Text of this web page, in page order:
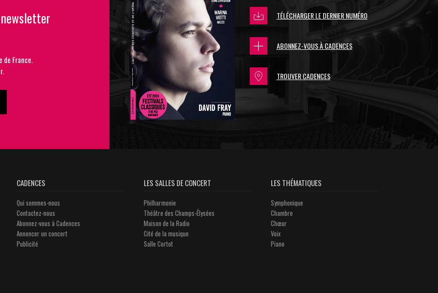
de France.
TÉLÉCHARGER LE DERNIER NUMÉRO
ABONNEZ-VOUS À CADENCES
TROUVER CADENCES
CADENCES
Qui sommes-nous
Contactez-nous
Abonnez-vous à Cadences
Annoncer un concert
Publicité
LES SALLES DE CONCERT
Philharmonie
Théâtre des Champs-Élysées
Maison de la Radio
Cité de la musique
Salle Cortot
LES THÉMATIQUES
Symphonique
Chambre
Chœur
Voix
Piano